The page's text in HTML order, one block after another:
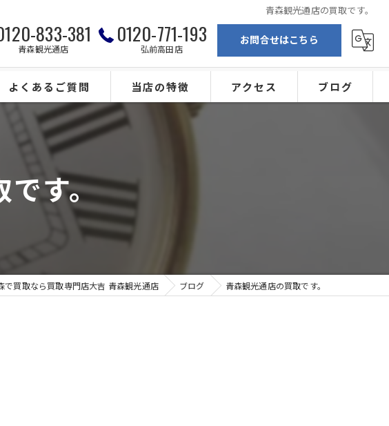
青森観光通店の買取です。
833-381
青森観光通店
0120-771-193
弘前高田店
お問合せはこちら
よくあるご質問 当店の特徴
金
カメラ
アクセス ブログ
です。
で買取なら買取専門店大吉 青森観光通店 ブログ 青森観光通店の買取です。